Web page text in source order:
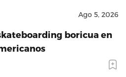
Ago 5, 2026
boricua en